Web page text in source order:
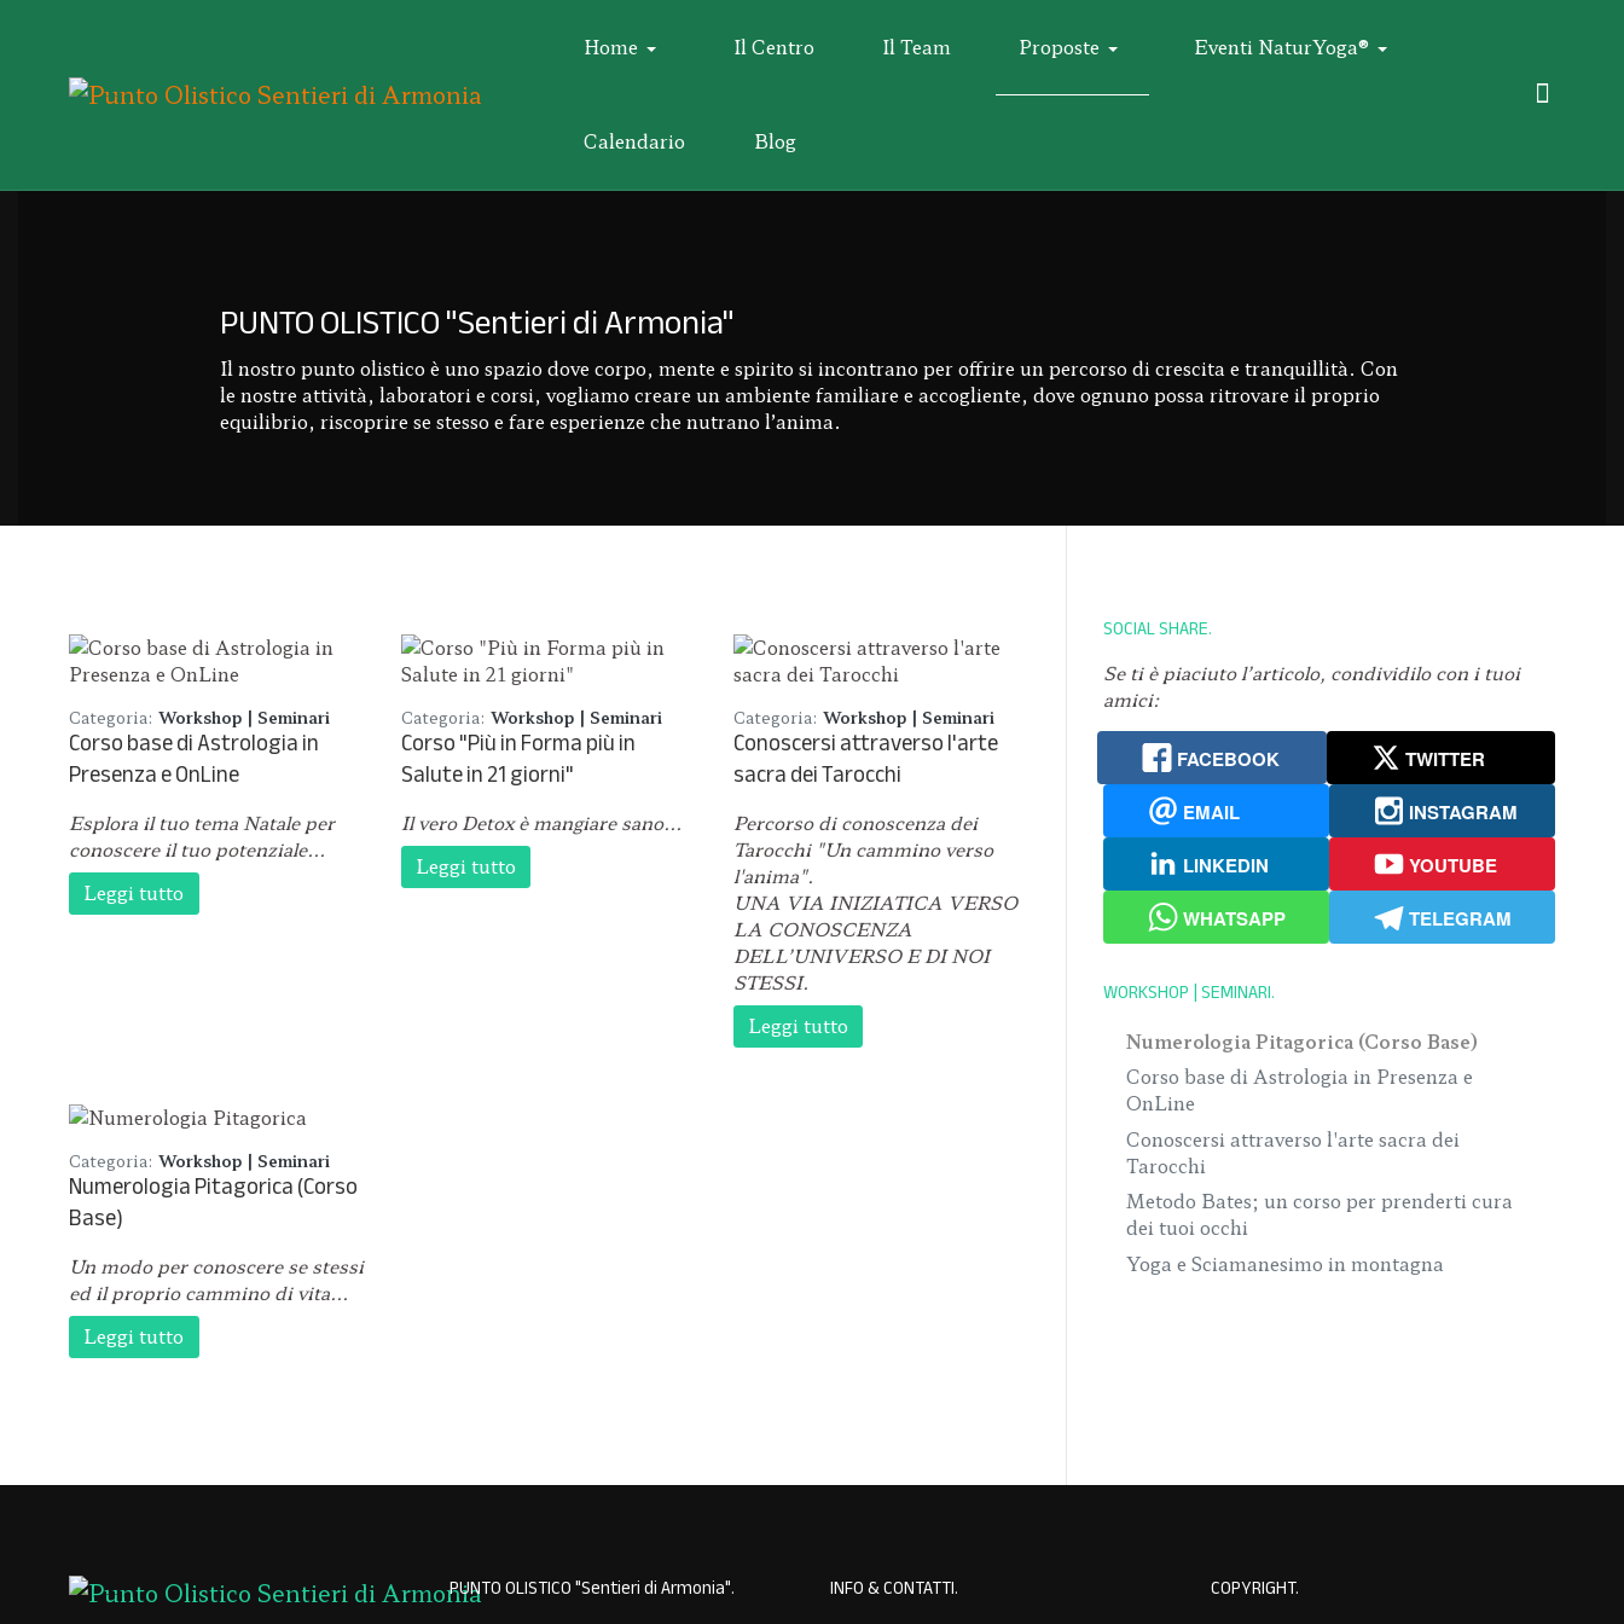
Home Il Centro Il Team Proposte Eventi NaturYoga®
Calendario Blog
PUNTO OLISTICO "Sentieri di Armonia"
Il nostro punto olistico è uno spazio dove corpo, mente e spirito si incontrano per offrire un percorso di crescita e tranquillità. Con
le nostre attività, laboratori e corsi, vogliamo creare un ambiente familiare e accogliente, dove ognuno possa ritrovare il proprio
equilibrio, riscoprire se stesso e fare esperienze che nutrano l’anima.
Categoria: Workshop | Seminari
Corso base di Astrologia in
Presenza e OnLine
Esplora il tuo tema Natale per
conoscere il tuo potenziale...
Leggi tutto
Categoria: Workshop | Seminari
Corso "Più in Forma più in
Salute in 21 giorni"
Il vero Detox è mangiare sano...
Leggi tutto
Categoria: Workshop | Seminari
Conoscersi attraverso l'arte
sacra dei Tarocchi
Percorso di conoscenza dei
Tarocchi "Un cammino verso
l'anima".
UNA VIA INIZIATICA VERSO
LA CONOSCENZA
DELL’UNIVERSO E DI NOI
STESSI.
Leggi tutto
Categoria: Workshop | Seminari
Numerologia Pitagorica (Corso
Base)
Un modo per conoscere se stessi
ed il proprio cammino di vita...
Leggi tutto
SOCIAL SHARE
Se ti è piaciuto l’articolo, condividilo con i tuoi
amici:
FACEBOOK
TWITTER
EMAIL
INSTAGRAM
LINKEDIN
YOUTUBE
WHATSAPP
TELEGRAM
WORKSHOP | SEMINARI
Numerologia Pitagorica (Corso Base)
Corso base di Astrologia in Presenza e
OnLine
Conoscersi attraverso l'arte sacra dei
Tarocchi
Metodo Bates; un corso per prenderti cura
dei tuoi occhi
Yoga e Sciamanesimo in montagna
PUNTO OLISTICO "Sentieri di Armonia" INFO & CONTATTI COPYRIGHT